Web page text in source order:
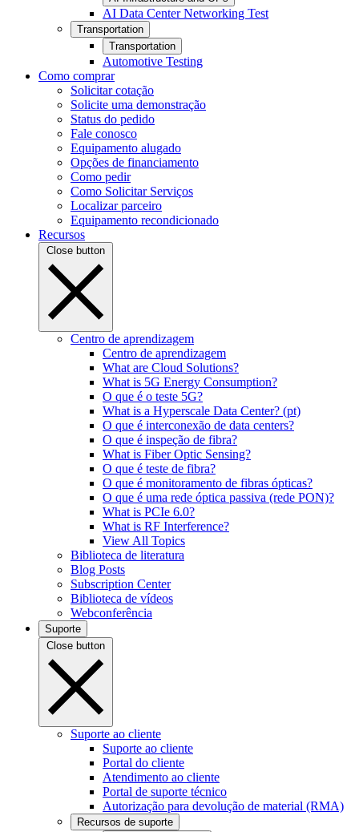
AI Data Center Networking Test
Transportation
Transportation
Automotive Testing
Como comprar
Solicitar cotação
Solicite uma demonstração
Status do pedido
Fale conosco
Equipamento alugado
Opções de financiamento
Como pedir
Como Solicitar Serviços
Localizar parceiro
Equipamento recondicionado
Recursos
Close button
Centro de aprendizagem
Centro de aprendizagem
What are Cloud Solutions?
What is 5G Energy Consumption?
O que é o teste 5G?
What is a Hyperscale Data Center? (pt)
O que é interconexão de data centers?
O que é inspeção de fibra?
What is Fiber Optic Sensing?
O que é teste de fibra?
O que é monitoramento de fibras ópticas?
O que é uma rede óptica passiva (rede PON)?
What is PCIe 6.0?
What is RF Interference?
View All Topics
Biblioteca de literatura
Blog Posts
Subscription Center
Biblioteca de vídeos
Webconferência
Suporte
Close button
Suporte ao cliente
Suporte ao cliente
Portal do cliente
Atendimento ao cliente
Portal de suporte técnico
Autorização para devolução de material (RMA)
Recursos de suporte